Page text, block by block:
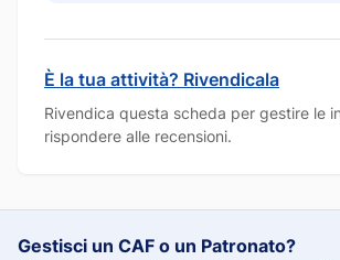
È la tua attività? Rivendicala
Rivendica questa scheda per gestire le
rispondere alle recensioni.
Gestisci un CAF o un Patronato?